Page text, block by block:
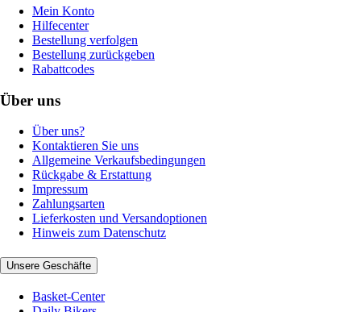
Mein Konto
Hilfecenter
Bestellung verfolgen
Bestellung zurückgeben
Rabattcodes
Über uns
Über uns?
Kontaktieren Sie uns
Allgemeine Verkaufsbedingungen
Rückgabe & Erstattung
Impressum
Zahlungsarten
Lieferkosten und Versandoptionen
Hinweis zum Datenschutz
Unsere Geschäfte
Basket-Center